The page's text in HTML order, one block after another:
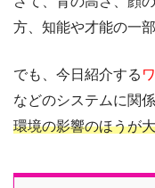
方、知能や才能の一
でも、今日紹介する
などのシステムに関
環境の影響のほうが